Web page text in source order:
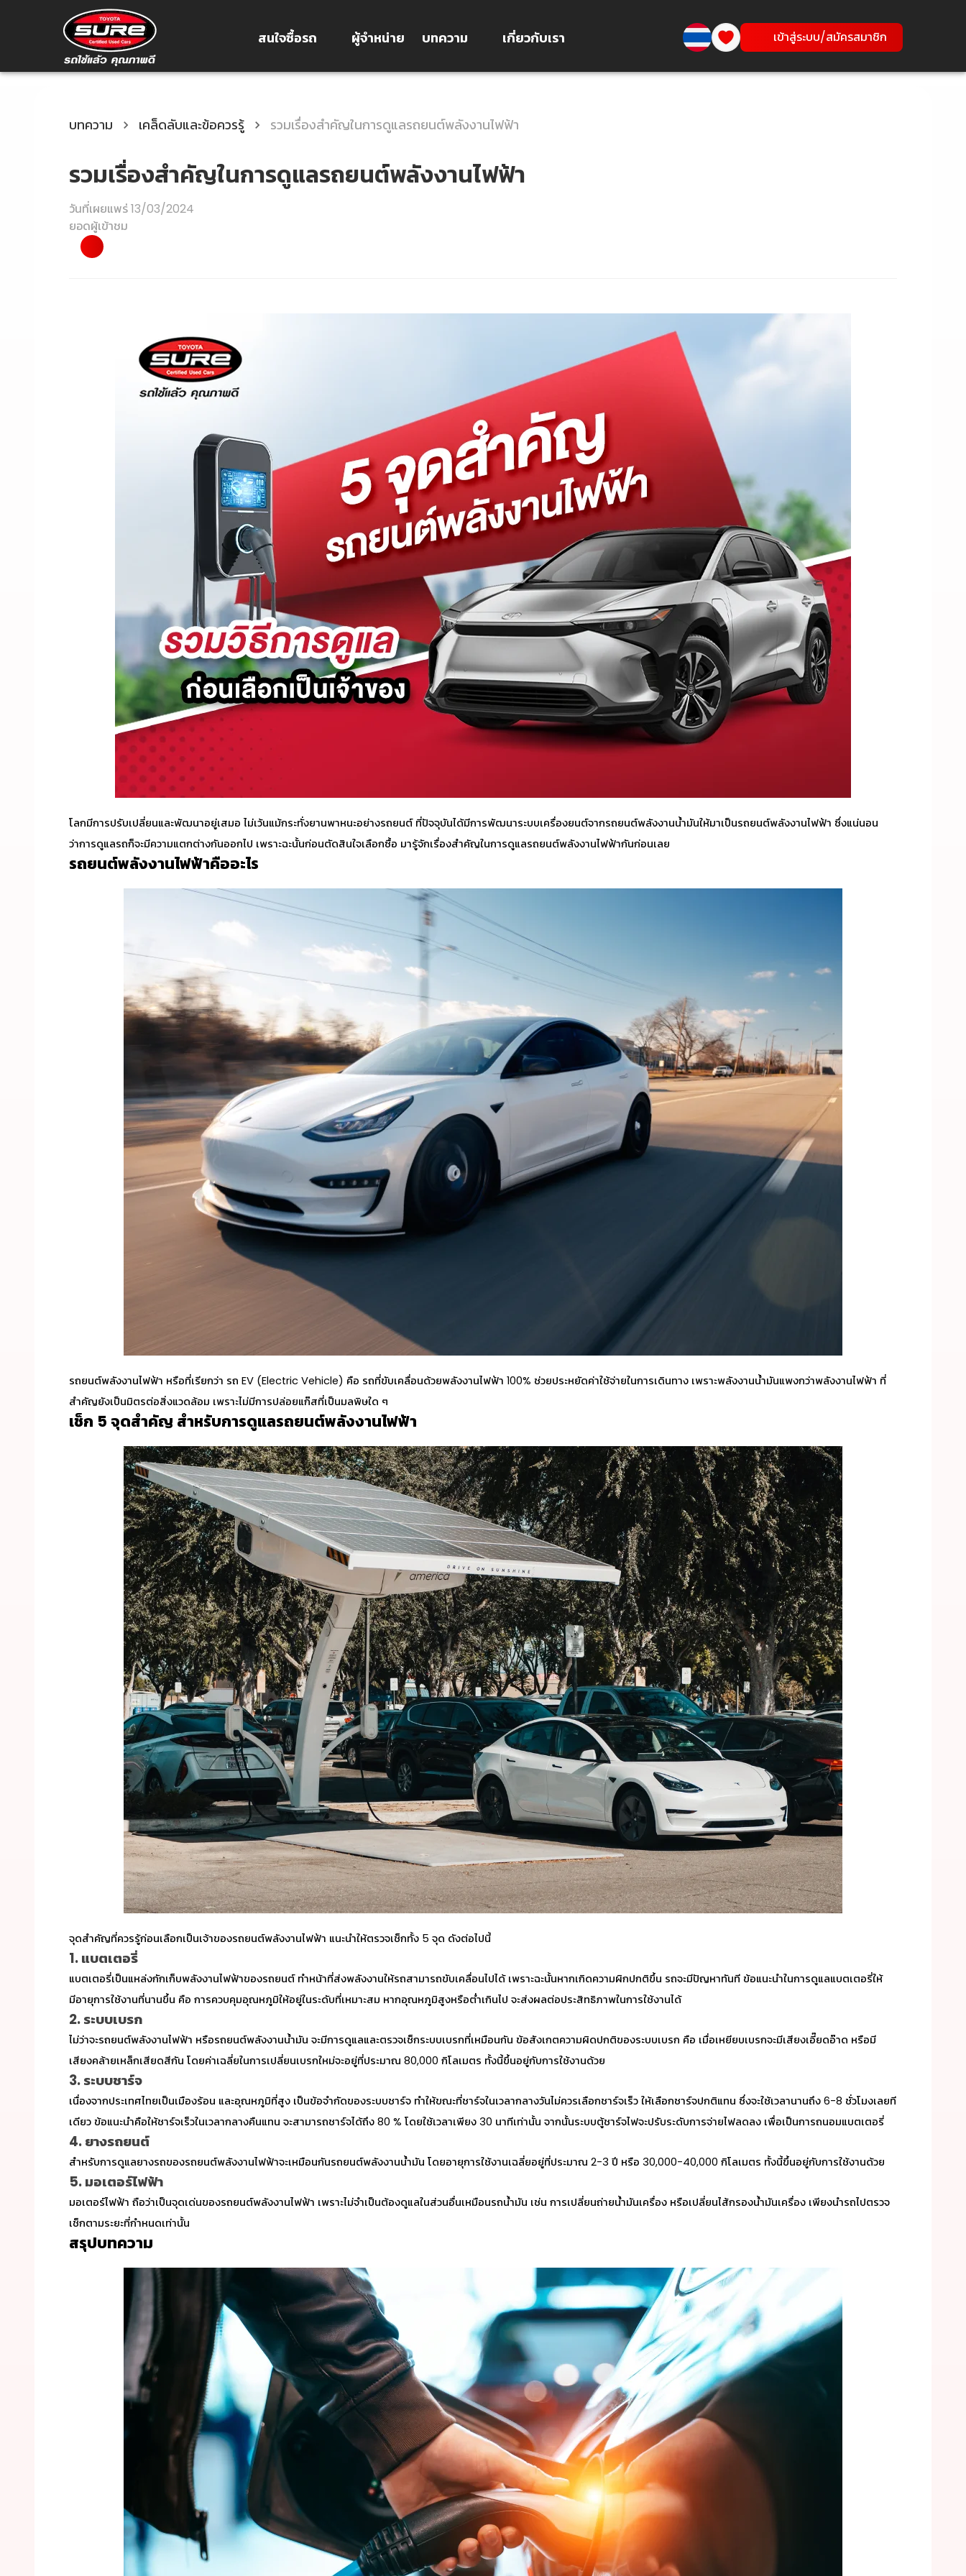
สนใจซื้อรถ ผู้จำหน่าย บทความ เกี่ยวกับเรา เข้าสู่ระบบ/สมัครสมาชิก
บทความ เคล็ดลับและข้อควรรู้ รวมเรื่องสำคัญในการดูแลรถยนต์พลังงานไฟฟ้า
รวมเรื่องสำคัญในการดูแลรถยนต์พลังงานไฟฟ้า
วันที่เผยแพร่13/03/2024
ยอดผู้เข้าชม
โลกมีการปรับเปลี่ยนและพัฒนาอยู่เสมอ ไม่เว้นแม้กระทั่งยานพาหนะอย่างรถยนต์ ที่ปัจจุบันได้มีการพัฒนาระบบเครื่องยนต์จากรถยนต์พลังงานน้ำมันให้มาเป็นรถยนต์พลังงานไฟฟ้า ซึ่งแน่นอน
ว่าการดูแลรถก็จะมีความแตกต่างกันออกไป เพราะฉะนั้นก่อนตัดสินใจเลือกซื้อ มารู้จักเรื่องสำคัญในการดูแลรถยนต์พลังงานไฟฟ้ากันก่อนเลย
รถยนต์พลังงานไฟฟ้าคืออะไร
รถยนต์พลังงานไฟฟ้า หรือที่เรียกว่า รถ EV (Electric Vehicle) คือ รถที่ขับเคลื่อนด้วยพลังงานไฟฟ้า 100% ช่วยประหยัดค่าใช้จ่ายในการเดินทาง เพราะพลังงานน้ำมันแพงกว่าพลังงานไฟฟ้า ที่
สำคัญยังเป็นมิตรต่อสิ่งแวดล้อม เพราะไม่มีการปล่อยแก๊สที่เป็นมลพิษใด ๆ
เช็ก 5 จุดสำคัญ สำหรับการดูแลรถยนต์พลังงานไฟฟ้า
จุดสำคัญที่ควรรู้ก่อนเลือกเป็นเจ้าของรถยนต์พลังงานไฟฟ้า แนะนำให้ตรวจเช็กทั้ง 5 จุด ดังต่อไปนี้
1. แบตเตอรี่
แบตเตอรี่เป็นแหล่งกักเก็บพลังงานไฟฟ้าของรถยนต์ ทำหน้าที่ส่งพลังงานให้รถสามารถขับเคลื่อนไปได้ เพราะฉะนั้นหากเกิดความผิกปกติขึ้น รถจะมีปัญหาทันที ข้อแนะนำในการดูแลแบตเตอรี่ให้
มีอายุการใช้งานที่นานขึ้น คือ การควบคุมอุณหภูมิให้อยู่ในระดับที่เหมาะสม หากอุณหภูมิสูงหรือต่ำเกินไป จะส่งผลต่อประสิทธิภาพในการใช้งานได้
2. ระบบเบรก
ไม่ว่าจะรถยนต์พลังงานไฟฟ้า หรือรถยนต์พลังงานน้ำมัน จะมีการดูแลและตรวจเช็กระบบเบรกที่เหมือนกัน ข้อสังเกตความผิดปกติของระบบเบรก คือ เมื่อเหยียบเบรกจะมีเสียงเอี๊ยดอ๊าด หรือมี
เสียงคล้ายเหล็กเสียดสีกัน โดยค่าเฉลี่ยในการเปลี่ยนเบรกใหม่จะอยู่ที่ประมาณ 80,000 กิโลเมตร ทั้งนี้ขึ้นอยู่กับการใช้งานด้วย
3. ระบบชาร์จ
เนื่องจากประเทศไทยเป็นเมืองร้อน และอุณหภูมิที่สูง เป็นข้อจำกัดของระบบชาร์จ ทำให้ขณะที่ชาร์จในเวลากลางวันไม่ควรเลือกชาร์จเร็ว ให้เลือกชาร์จปกติแทน ซึ่งจะใช้เวลานานถึง 6-8 ชั่วโมงเลยที
เดียว ข้อแนะนำคือให้ชาร์จเร็วในเวลากลางคืนแทน จะสามารถชาร์จได้ถึง 80 % โดยใช้เวลาเพียง 30 นาทีเท่านั้น จากนั้นระบบตู้ชาร์จไฟจะปรับระดับการจ่ายไฟลดลง เพื่อเป็นการถนอมแบตเตอรี่
4. ยางรถยนต์
สำหรับการดูแลยางรถของรถยนต์พลังงานไฟฟ้าจะเหมือนกันรถยนต์พลังงานน้ำมัน โดยอายุการใช้งานเฉลี่ยอยู่ที่ประมาณ 2-3 ปี หรือ 30,000-40,000 กิโลเมตร ทั้งนี้ขึ้นอยู่กับการใช้งานด้วย
5. มอเตอร์ไฟฟ้า
มอเตอร์ไฟฟ้า ถือว่าเป็นจุดเด่นของรถยนต์พลังงานไฟฟ้า เพราะไม่จำเป็นต้องดูแลในส่วนอื่นเหมือนรถน้ำมัน เช่น การเปลี่ยนถ่ายน้ำมันเครื่อง หรือเปลี่ยนไส้กรองน้ำมันเครื่อง เพียงนำรถไปตรวจ
เช็กตามระยะที่กำหนดเท่านั้น
สรุปบทความ